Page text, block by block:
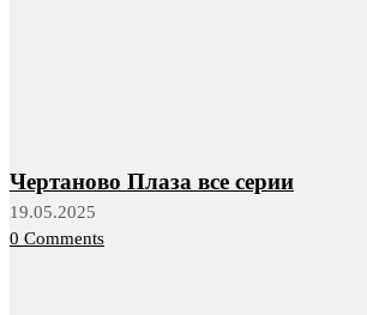
Чертаново Плаза все серии
19.05.2025
0 Comments